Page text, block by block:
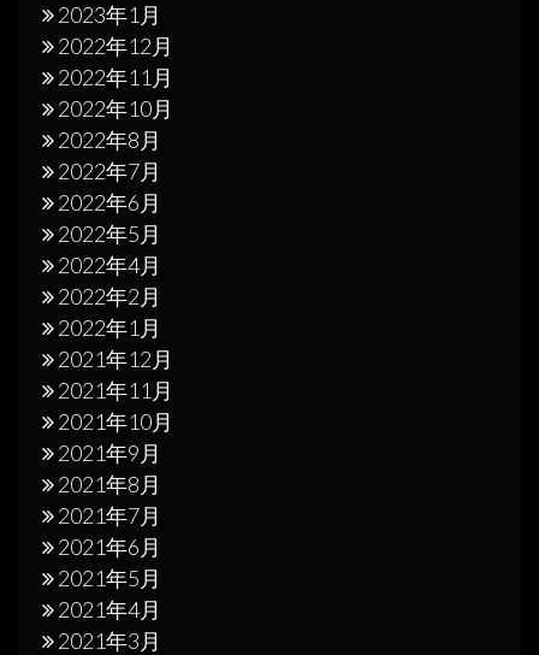
2023年1月
2022年12月
2022年11月
2022年10月
2022年8月
2022年7月
2022年6月
2022年5月
2022年4月
2022年2月
2022年1月
2021年12月
2021年11月
2021年10月
2021年9月
2021年8月
2021年7月
2021年6月
2021年5月
2021年4月
2021年3月